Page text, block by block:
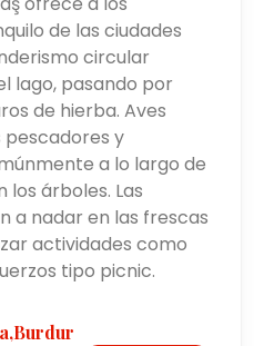
de las ciudades
circular
lago, pasando por
de hierba. Aves
y
a lo largo de
los árboles. Las
a nadar en las frescas
actividades como
tipo picnic.